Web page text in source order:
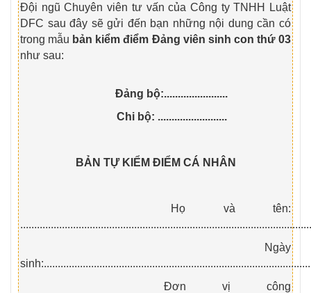
Đội ngũ Chuyên viên tư vấn của Công ty TNHH Luật
DFC sau đây sẽ gửi đến bạn những nội dung cần có
trong mẫu bản kiểm điểm Đảng viên sinh con thứ 03
như sau:
Đảng bộ:.......................
Chi bộ: .........................
BẢN TỰ KIỂM ĐIỂM CÁ NHÂN
Họ và tên:
Ngày
Đơn vị công